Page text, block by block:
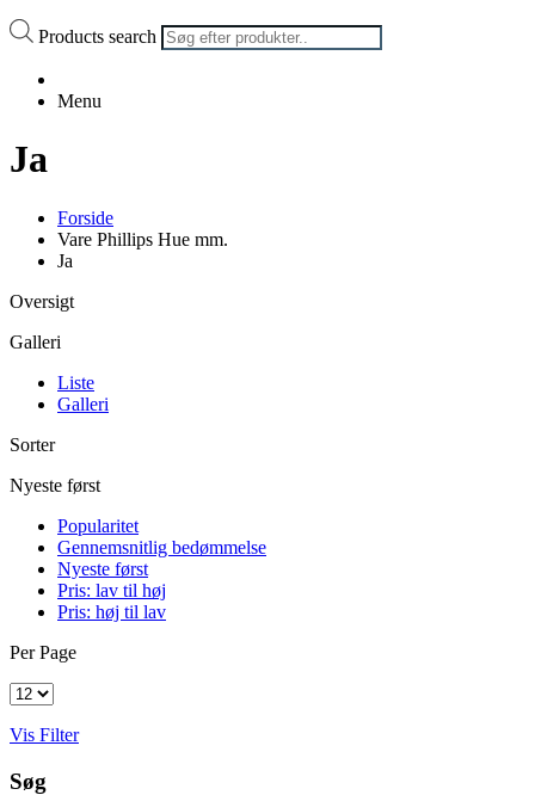
Products search
Menu
Ja
Forside
Vare Phillips Hue mm.
Ja
Oversigt
Galleri
Liste
Galleri
Sorter
Nyeste først
Popularitet
Gennemsnitlig bedømmelse
Nyeste først
Pris: lav til høj
Pris: høj til lav
Per Page
Vis Filter
Søg